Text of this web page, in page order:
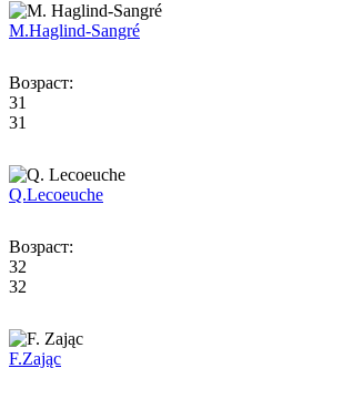
M.Haglind-Sangré
Возраст:
31
31
Q.Lecoeuche
Возраст:
32
32
F.Zając